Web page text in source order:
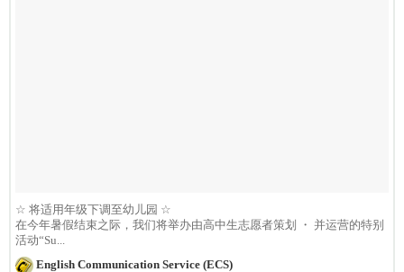
☆ 将适用年级下调至幼儿园 ☆
在今年暑假结束之际，我们将举办由高中生志愿者策划 ・ 并运营的特别
活动“Su...
English Communication Service (ECS)